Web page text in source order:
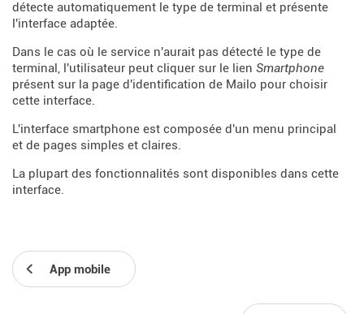
détecte automatiquement le type de terminal et présente
l'interface adaptée.
Dans le cas où le service n'aurait pas détecté le type de
terminal, l'utilisateur peut cliquer sur le lien Smartphone
présent sur la page d'identification de Mailo pour choisir
cette interface.
L'interface smartphone est composée d'un menu principal
et de pages simples et claires.
La plupart des fonctionnalités sont disponibles dans cette
interface.
App mobile